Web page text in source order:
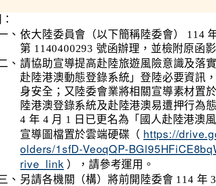
、 依大陸委員會（以下簡稱陸委會） 114
第 1140400293 號函辦理，並檢附原函
、 請協助宣導提高赴陸旅遊風險意識及落
赴陸港澳動態登錄系統」登陸必要資訊
身安全；又陸委會業將相關宣導素材置
陸港澳登錄系統及赴陸港澳易遭押行為
4 年 4 月 1 日已更名為「國人赴陸港澳
宣導圖檔置於雲端硬碟（ https://
olders/1sfD-VeoqQP-
rive_link ），請參考運用。
、 另請各機關（構）將前開陸委會 114 年